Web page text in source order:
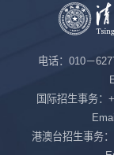
电话：010－
国际招生事务
港澳台招生事务